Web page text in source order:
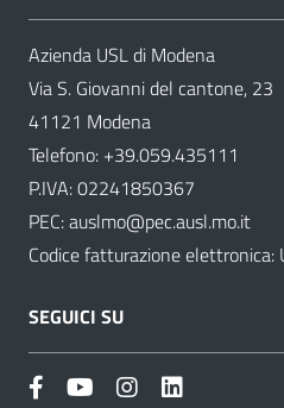
Azienda USL di Modena
Via S. Giovanni del cantone, 23
41121 Modena
Telefono: +39.059.435111
P.IVA: 02241850367
PEC:auslmo@pec.ausl.mo.it
Codice fatturazione elettronica:
SEGUICI SU